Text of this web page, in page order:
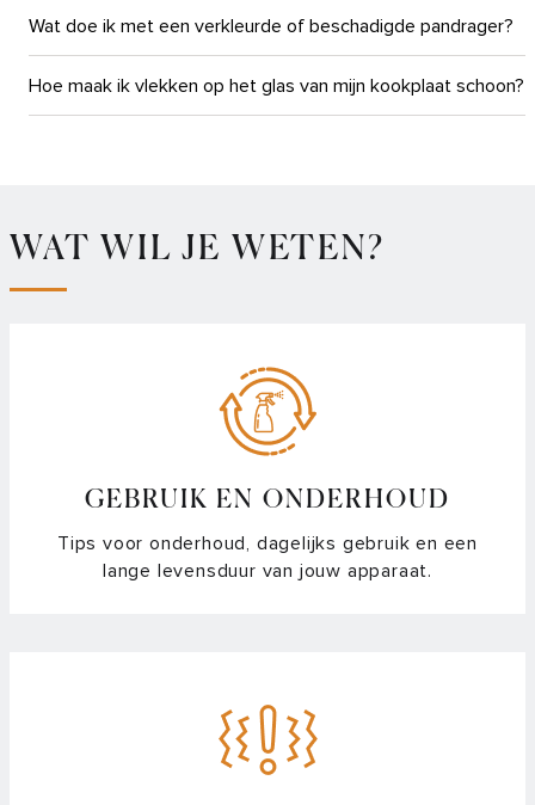
Wat doe ik met een verkleurde of beschadigde pandrager?
Hoe maak ik vlekken op het glas van mijn kookplaat schoon?
WAT WIL JE WETEN?
GEBRUIK EN ONDERHOUD
Tips voor onderhoud, dagelijks gebruik en een
lange levensduur van jouw apparaat.